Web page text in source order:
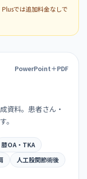
では追加料金なしで
PowerPoint＋PDF
資料。患者さん・
。
膝OA・TKA
人工股関節術後